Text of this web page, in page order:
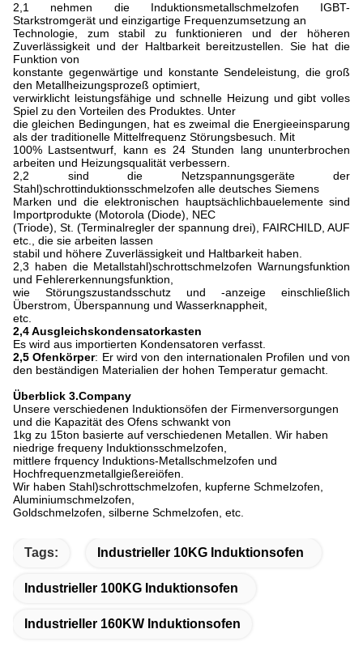
2,1 nehmen die Induktionsmetallschmelzofen IGBT-
Starkstromgerät und einzigartige Frequenzumsetzung an
Technologie, zum stabil zu funktionieren und der höheren
Zuverlässigkeit und der Haltbarkeit bereitzustellen. Sie hat die
Funktion von
konstante gegenwärtige und konstante Sendeleistung, die groß
den Metallheizungsprozeß optimiert,
verwirklicht leistungsfähige und schnelle Heizung und gibt volles
Spiel zu den Vorteilen des Produktes. Unter
die gleichen Bedingungen, hat es zweimal die Energieeinsparung
als der traditionelle Mittelfrequenz Störungsbesuch. Mit
100% Lastsentwurf, kann es 24 Stunden lang ununterbrochen
arbeiten und Heizungsqualität verbessern.
2,2 sind die Netzspannungsgeräte der
Stahl)schrottinduktionsschmelzofen alle deutsches Siemens
Marken und die elektronischen hauptsächlichbauelemente sind
Importprodukte (Motorola (Diode), NEC
(Triode), St. (Terminalregler der spannung drei), FAIRCHILD, AUF
etc., die sie arbeiten lassen
stabil und höhere Zuverlässigkeit und Haltbarkeit haben.
2,3 haben die Metallstahl)schrottschmelzofen Warnungsfunktion
und Fehlererkennungsfunktion,
wie Störungszustandsschutz und -anzeige einschließlich
Überstrom, Überspannung und Wasserknappheit,
etc.
2,4 Ausgleichskondensatorkasten
Es wird aus importierten Kondensatoren verfasst.
2,5 Ofenkörper: Er wird von den internationalen Profilen und von
den beständigen Materialien der hohen Temperatur gemacht.
Überblick 3.Company
Unsere verschiedenen Induktionsöfen der Firmenversorgungen
und die Kapazität des Ofens schwankt von
1kg zu 15ton basierte auf verschiedenen Metallen. Wir haben
niedrige frequeny Induktionsschmelzofen,
mittlere frquency Induktions-Metallschmelzofen und
Hochfrequenzmetallgießereiöfen.
Wir haben Stahl)schrottschmelzofen, kupferne Schmelzofen,
Aluminiumschmelzofen,
Goldschmelzofen, silberne Schmelzofen, etc.
Tags: Industrieller 10KG Induktionsofen
Industrieller 100KG Induktionsofen
Industrieller 160KW Induktionsofen